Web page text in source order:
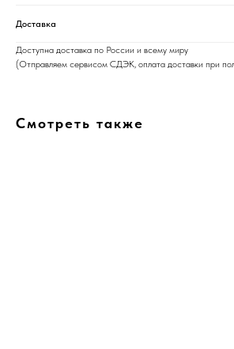
Доставка
Доступна доставка по России и всему миру
(Отправляем сервисом СДЭК, оплата доставки при
Смотреть также